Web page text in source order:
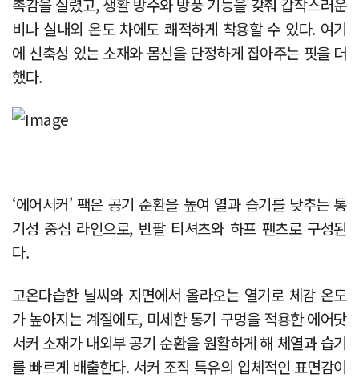
촉감을 살렸고, 생활 방수와 방풍 기능을 갖춰 갑작스러운
비나 실내외 온도 차에도 쾌적하게 착용할 수 있다. 여기
에 신축성 있는 소재와 몸선을 단정하게 잡아주는 핏을 더
했다.
‘에어서커’ 팩은 공기 순환을 높여 열과 습기를 낮추는 통
기성 중심 라인으로, 반팔 티셔츠와 하프 팬츠로 구성된
다.
고온다습한 날씨와 지면에서 올라오는 열기로 체감 온도
가 높아지는 계절에도, 미세한 통기 구멍을 적용한 에어닷
서커 소재가 내외부 공기 순환을 원활하게 해 체열과 습기
를 빠르게 배출한다. 서커 조직 특유의 입체적인 표면감이